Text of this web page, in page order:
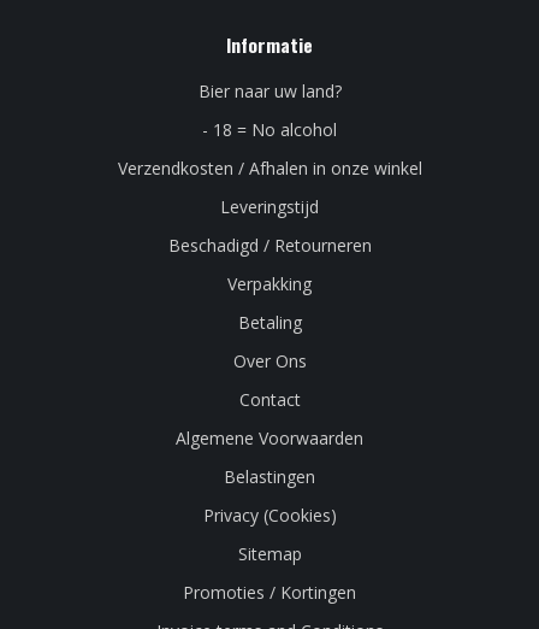
Informatie
Bier naar uw land?
- 18 = No alcohol
Verzendkosten / Afhalen in onze winkel
Leveringstijd
Beschadigd / Retourneren
Verpakking
Betaling
Over Ons
Contact
Algemene Voorwaarden
Belastingen
Privacy (Cookies)
Sitemap
Promoties / Kortingen